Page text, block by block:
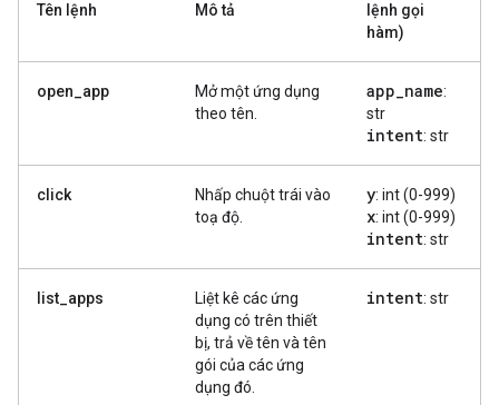
Tên lệnh Mô tả
lệnh gọi
hàm)
open_app
Mở một ứng dụng
theo tên.
app_name:
str
intent: str
click
Nhấp chuột trái vào
toạ độ.
y: int (0-999)
x: int (0-999)
intent: str
list_apps
Liệt kê các ứng
dụng có trên thiết
bị, trả về tên và tên
gói của các ứng
dụng đó.
intent: str